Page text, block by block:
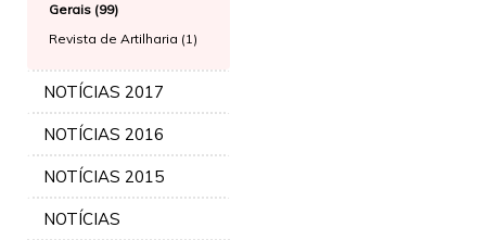
Gerais (99)
Revista de Artilharia (1)
NOTÍCIAS 2017
NOTÍCIAS 2016
NOTÍCIAS 2015
NOTÍCIAS